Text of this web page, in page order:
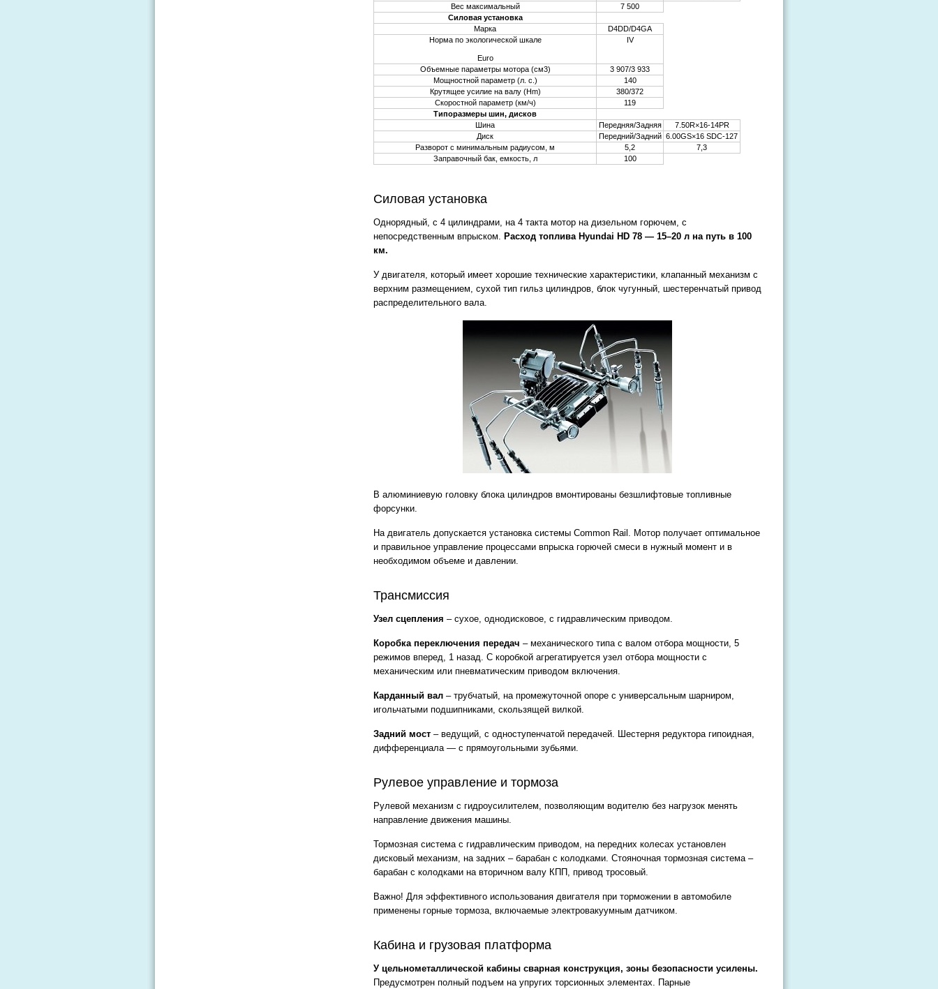
Вес максимальный
7 500
Силовая установка
Марка
D4DD/D4GA
Норма по экологической шкале
Euro
IV
Объемные параметры мотора (см3)
3 907/3 933
Мощностной параметр (л. с.)
140
Крутящее усилие на валу (Hm)
380/372
Скоростной параметр (км/ч)
119
Типоразмеры шин, дисков
Шина
Передняя/Задняя
7.50R×16-14PR
Диск
Передний/Задний 6.00GS×16 SDC-127
Разворот с минимальным радиусом, м
5,2
7,3
Заправочный бак, емкость, л
100
Силовая установка
Однорядный, с 4 цилиндрами, на 4 такта мотор на дизельном горючем, с
непосредственным впрыском. Расход топлива Hyundai HD 78 — 15–20 л на путь в 100
км.
У двигателя, который имеет хорошие технические характеристики, клапанный механизм с
верхним размещением, сухой тип гильз цилиндров, блок чугунный, шестеренчатый привод
распределительного вала.
В алюминиевую головку блока цилиндров вмонтированы безшлифтовые топливные
форсунки.
На двигатель допускается установка системы Common Rail. Мотор получает оптимальное
и правильное управление процессами впрыска горючей смеси в нужный момент и в
необходимом объеме и давлении.
Трансмиссия
Узел сцепления – сухое, однодисковое, с гидравлическим приводом.
Коробка переключения передач – механического типа с валом отбора мощности, 5
режимов вперед, 1 назад. С коробкой агрегатируется узел отбора мощности с
механическим или пневматическим приводом включения.
Карданный вал – трубчатый, на промежуточной опоре с универсальным шарниром,
игольчатыми подшипниками, скользящей вилкой.
Задний мост – ведущий, с одноступенчатой передачей. Шестерня редуктора гипоидная,
дифференциала — с прямоугольными зубьями.
Рулевое управление и тормоза
Рулевой механизм с гидроусилителем, позволяющим водителю без нагрузок менять
направление движения машины.
Тормозная система с гидравлическим приводом, на передних колесах установлен
дисковый механизм, на задних – барабан с колодками. Стояночная тормозная система –
барабан с колодками на вторичном валу КПП, привод тросовый.
Важно! Для эффективного использования двигателя при торможении в автомобиле
применены горные тормоза, включаемые электровакуумным датчиком.
Кабина и грузовая платформа
У цельнометаллической кабины сварная конструкция, зоны безопасности усилены.
Предусмотрен полный подъем на упругих торсионных элементах. Парные